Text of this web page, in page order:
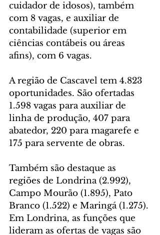
cuidador de idosos), também
com 8 vagas, e auxiliar de
contabilidade (superior em
ciências contábeis ou áreas
afins), com 6 vagas.
A região de Cascavel tem 4.823
oportunidades. São ofertadas
1.598 vagas para auxiliar de
linha de produção, 407 para
abatedor, 220 para magarefe e
175 para servente de obras.
Também são destaque as
regiões de Londrina (2.992),
Campo Mourão (1.895), Pato
Branco (1.522) e Maringá (1.275).
Em Londrina, as funções que
lideram as ofertas de vagas são